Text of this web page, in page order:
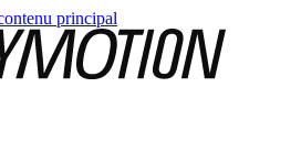
principal